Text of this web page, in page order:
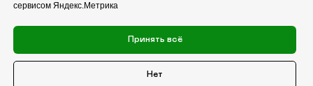
сервисом Яндекс.Метрика
Принять всё
Нет